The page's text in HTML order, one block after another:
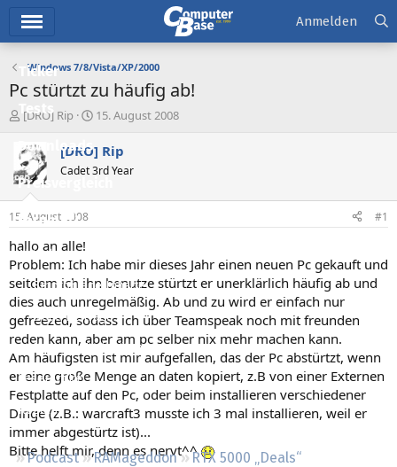
Ticker
Tests
Downloads
Preisvergleich
Forum
Aktuelles
Empfohlene Inhalte
Neue Beiträge
Neueste Aktivitäten
Leserartikel
Regeln
Podcast RAMageddon
RTX 5000 „Deals“
Anmelden
Windows 7/8/Vista/XP/2000
Pc stürtzt zu häufig ab!
E
s
t
e
e
r
[DRO] Rip
E
s
t
e
t
15. August 2008
[DRO] Rip
Cadet 3rd Year
15. August 2008 #1
hallo an alle!
Problem: Ich habe mir dieses Jahr einen neuen Pc gekauft und
seitdem ich ihn benutze stürtzt er unerklärlich häufig ab und
dies auch unregelmäßig. Ab und zu wird er einfach nur
gefreezed, sodass ich über Teamspeak noch mit freunden
reden kann, aber am pc selber nix mehr machen kann.
Am häufigsten ist mir aufgefallen, das der Pc abstürtzt, wenn
er eine große Menge an daten kopiert, z.B von einer Externen
Festplatte auf den Pc, oder beim installieren verschiedener
Dinge (z.B.: warcraft3 musste ich 3 mal installieren, weil er
immer abgestürtz ist)...
Bitte helft mir, denn es nervt^^